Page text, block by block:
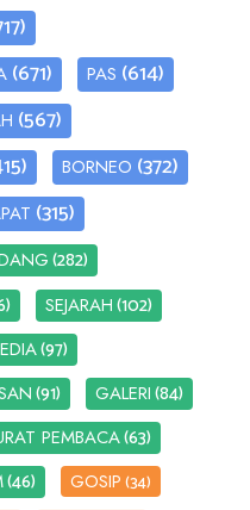
(671) PAS (614)
(567)
BORNEO (372)
(315)
(282)
SEJARAH(102)
(97)
(91) GALERI(84)
PEMBACA(63)
(46) GOSIP(34)